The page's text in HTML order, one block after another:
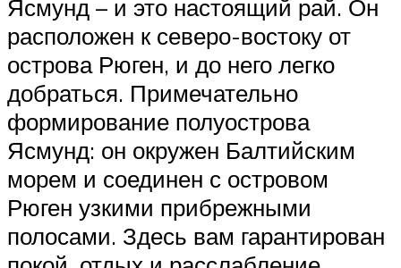
Ясмунд – и это настоящий рай. Он
расположен к северо-востоку от
острова Рюген, и до него легко
добраться. Примечательно
формирование полуострова
Ясмунд: он окружен Балтийским
морем и соединен с островом
Рюген узкими прибрежными
полосами. Здесь вам гарантирован